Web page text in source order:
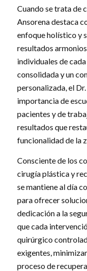
Cuando se trata de
Ansorena destaca
enfoque holístico y
resultados
individuales de
consolidada y un
personalizada, el
importancia de
pacientes y de
resultados que
funcionalidad de la
Consciente de los
cirugía plástica y
se mantiene al día
para ofrecer
dedicación a la
que cada
quirúrgico
exigentes,
proceso de